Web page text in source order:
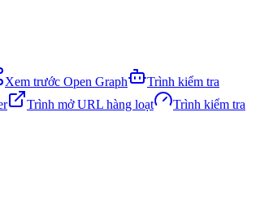
Xem trước Open Graph
Trình kiểm tra
Trình mở URL hàng loạt
Trình kiểm tra